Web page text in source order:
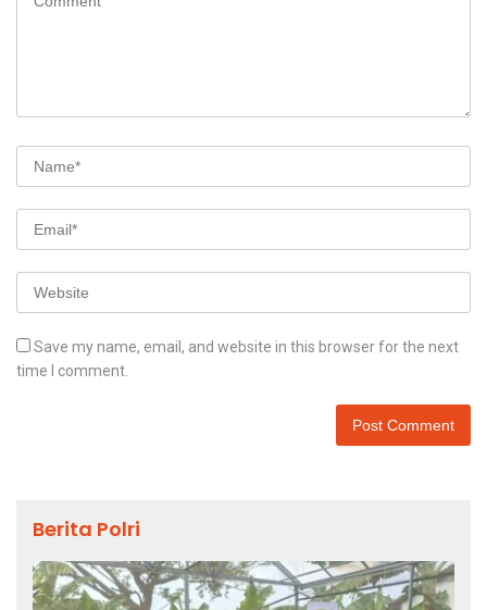
Save my name, email, and website in this browser for the next
time I comment.
Berita Polri